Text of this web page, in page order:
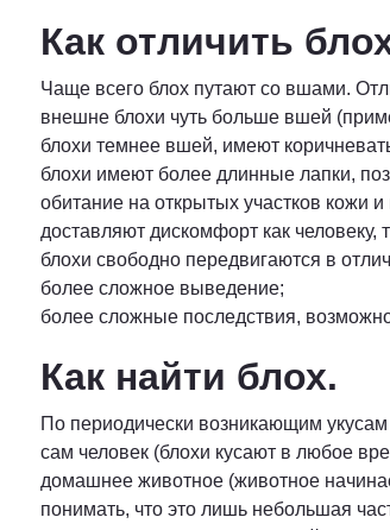
Как отличить
Чаще всего блох путают со вшами.
внешне блохи чуть больше вшей
блохи темнее вшей, имеют
блохи имеют более длинные лапки,
обитание на открытых участков кожи
доставляют дискомфорт как
блохи свободно передвигаются в
более сложное выведение;
более сложные последствия,
Как найти блох.
По периодически возникающим
сам человек (блохи кусают в любое
домашнее животное (животное
понимать, что это лишь небольшая